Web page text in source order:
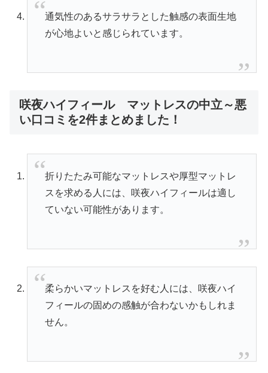
通気性のあるサラサラとした触感の表面生地
が心地よいと感じられています。
咲夜ハイフィール マットレスの中立～悪
い口コミを2件まとめました！
折りたたみ可能なマットレスや厚型マットレ
スを求める人には、咲夜ハイフィールは適し
ていない可能性があります。
柔らかいマットレスを好む人には、咲夜ハイ
フィールの固めの感触が合わないかもしれま
せん。